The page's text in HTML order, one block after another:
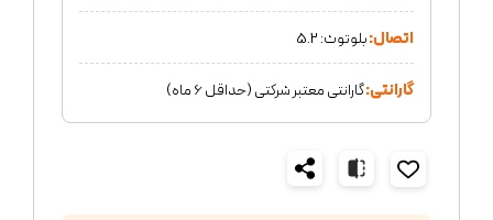
اتصال:بلوتوث: 5.2
گارانتی:گارانتی معتبر شرکتی (حداقل 6 ماه)